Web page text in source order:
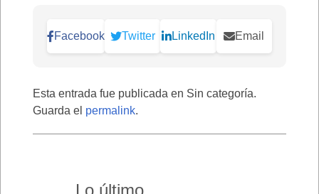
Facebook Twitter LinkedIn Email
Esta entrada fue publicada en Sin categoría.
Guarda el permalink.
Lo último